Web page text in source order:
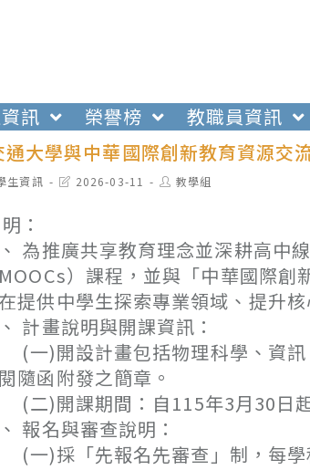
訊 榮譽榜 教職員資訊
大學與中華國際創新教育資源交
生資訊
Post2026-03-11
Post教學組
：
為推廣共享教育理念並深耕高中
MOOCs）課程，並與「中華國際
提供中學生探索專業領域、提升
計畫說明與開課資訊：
)開設計畫包括物理科學、資訊
隨函附發之簡章。
)開課期間：自115年3月30日起
報名與審查說明：
)採「先報名先審查」制，每學